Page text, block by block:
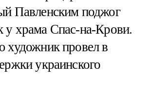
Павленским поджог
храма Спас-на-Крови.
художник провел в
украинского